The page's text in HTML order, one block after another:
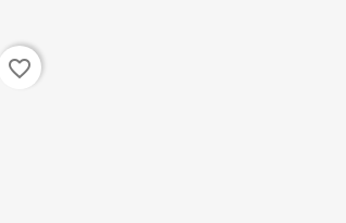
favorite_border